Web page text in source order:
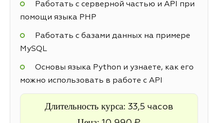
Работать с серверной частью и API при
помощи языка PHP
Работать с базами данных на примере
MySQL
Основы языка Python и узнаете, как его
можно использовать в работе с API
Длительность курса: 33,5 часов